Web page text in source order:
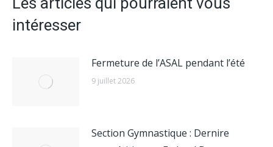
intéresser
Fermeture de l’ASAL pendant l’été
9 juillet 2026
Section Gymnastique : Dernire